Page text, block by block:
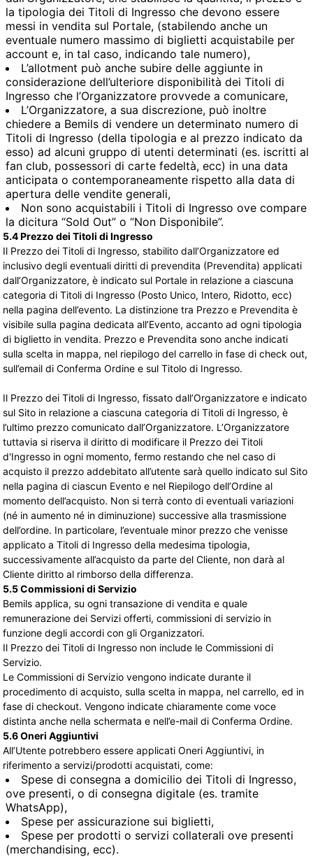
la tipologia dei Titoli di Ingresso che devono essere
messi in vendita sul Portale, (stabilendo anche un
eventuale numero massimo di biglietti acquistabile per
account e, in tal caso, indicando tale numero),
L’allotment può anche subire delle aggiunte in
considerazione dell’ulteriore disponibilità dei Titoli di
Ingresso che l’Organizzatore provvede a comunicare,
L’Organizzatore, a sua discrezione, può inoltre
chiedere a Bemils di vendere un determinato numero di
Titoli di Ingresso (della tipologia e al prezzo indicato da
esso) ad alcuni gruppo di utenti determinati (es. iscritti al
fan club, possessori di carte fedeltà, ecc) in una data
anticipata o contemporaneamente rispetto alla data di
apertura delle vendite generali,
Non sono acquistabili i Titoli di Ingresso ove compare
la dicitura “Sold Out” o “Non Disponibile”.
5.4 Prezzo dei Titoli di Ingresso
Il Prezzo dei Titoli di Ingresso, stabilito dall’Organizzatore ed
inclusivo degli eventuali diritti di prevendita (Prevendita) applicati
dall’Organizzatore, è indicato sul Portale in relazione a ciascuna
categoria di Titoli di Ingresso (Posto Unico, Intero, Ridotto, ecc)
nella pagina dell’evento. La distinzione tra Prezzo e Prevendita è
visibile sulla pagina dedicata all’Evento, accanto ad ogni tipologia
di biglietto in vendita. Prezzo e Prevendita sono anche indicati
sulla scelta in mappa, nel riepilogo del carrello in fase di check out,
sull’email di Conferma Ordine e sul Titolo di Ingresso.
Il Prezzo dei Titoli di Ingresso, fissato dall’Organizzatore e indicato
sul Sito in relazione a ciascuna categoria di Titoli di Ingresso, è
l’ultimo prezzo comunicato dall’Organizzatore. L’Organizzatore
tuttavia si riserva il diritto di modificare il Prezzo dei Titoli
d'Ingresso in ogni momento, fermo restando che nel caso di
acquisto il prezzo addebitato all’utente sarà quello indicato sul Sito
nella pagina di ciascun Evento e nel Riepilogo dell’Ordine al
momento dell’acquisto. Non si terrà conto di eventuali variazioni
(né in aumento né in diminuzione) successive alla trasmissione
dell’ordine. In particolare, l’eventuale minor prezzo che venisse
applicato a Titoli di Ingresso della medesima tipologia,
successivamente all’acquisto da parte del Cliente, non darà al
Cliente diritto al rimborso della differenza.
5.5 Commissioni di Servizio
Bemils applica, su ogni transazione di vendita e quale
remunerazione dei Servizi offerti, commissioni di servizio in
funzione degli accordi con gli Organizzatori.
Il Prezzo dei Titoli di Ingresso non include le Commissioni di
Servizio.
Le Commissioni di Servizio vengono indicate durante il
procedimento di acquisto, sulla scelta in mappa, nel carrello, ed in
fase di checkout. Vengono indicate chiaramente come voce
distinta anche nella schermata e nell’e-mail di Conferma Ordine.
5.6 Oneri Aggiuntivi
All’Utente potrebbero essere applicati Oneri Aggiuntivi, in
riferimento a servizi/prodotti acquistati, come:
Spese di consegna a domicilio dei Titoli di Ingresso,
ove presenti, o di consegna digitale (es. tramite
WhatsApp),
Spese per assicurazione sui biglietti,
Spese per prodotti o servizi collaterali ove presenti
(merchandising, ecc).